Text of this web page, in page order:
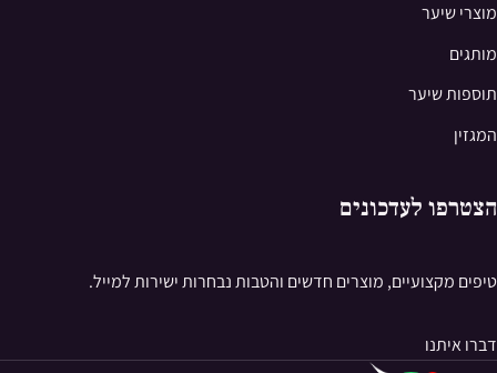
מוצרי שיער
מותגים
תוספות שיער
המגזין
הצטרפו לעדכונים
טיפים מקצועיים, מוצרים חדשים והטבות נבחרות ישירות למייל.
דברו איתנו